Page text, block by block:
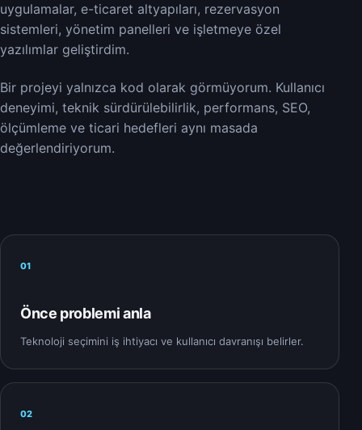
uygulamalar, e-ticaret altyapıları, rezervasyon
sistemleri, yönetim panelleri ve işletmeye özel
yazılımlar geliştirdim.
Bir projeyi yalnızca kod olarak görmüyorum. Kullanıcı
deneyimi, teknik sürdürülebilirlik, performans, SEO,
ölçümleme ve ticari hedefleri aynı masada
değerlendiriyorum.
01
Önce problemi anla
Teknoloji seçimini iş ihtiyacı ve kullanıcı davranışı belirler.
02